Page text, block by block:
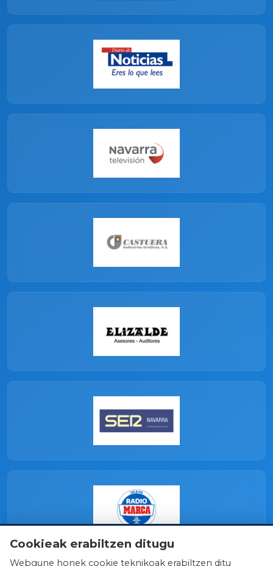
Cookieak erabiltzen ditugu
Webgune honek cookie teknikoak erabiltzen ditu